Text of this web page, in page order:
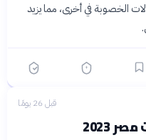
الخصوبة في أخرى، مما يزيد
قبل 26 يومًا
2023